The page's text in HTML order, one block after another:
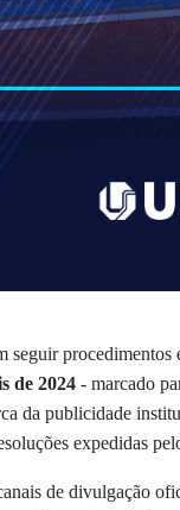
seguir procedimentos
de 2024 - marcado
da publicidade
expedidas
de divulgação